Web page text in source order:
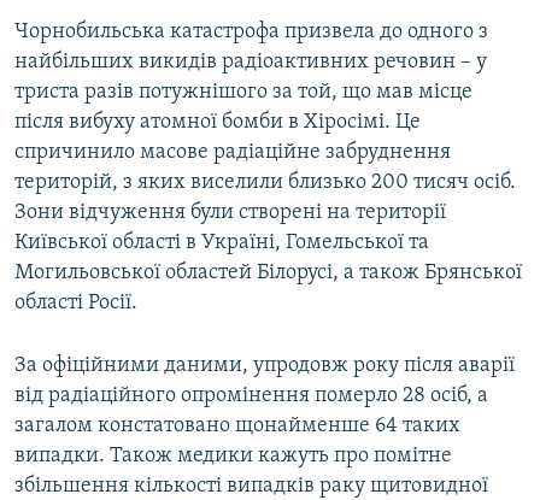
Чорнобильська катастрофа призвела до одного з
найбільших викидів радіоактивних речовин – у
триста разів потужнішого за той, що мав місце
після вибуху атомної бомби в Хіросімі. Це
спричинило масове радіаційне забруднення
територій, з яких виселили близько 200 тисяч осіб.
Зони відчуження були створені на території
Київської області в Україні, Гомельської та
Могильовської областей Білорусі, а також Брянської
області Росії.
За офіційними даними, упродовж року після аварії
від радіаційного опромінення померло 28 осіб, а
загалом констатовано щонайменше 64 таких
випадки. Також медики кажуть про помітне
збільшення кількості випадків раку щитовидної